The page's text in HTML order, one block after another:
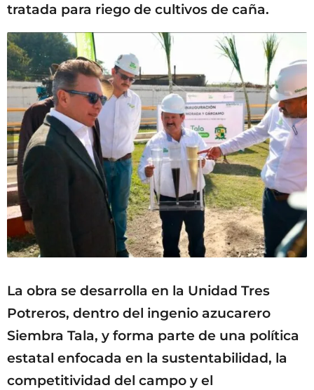
tratada para riego de cultivos de caña.
La obra se desarrolla en la Unidad Tres
Potreros, dentro del ingenio azucarero
Siembra Tala, y forma parte de una política
estatal enfocada en la sustentabilidad, la
competitividad del campo y el